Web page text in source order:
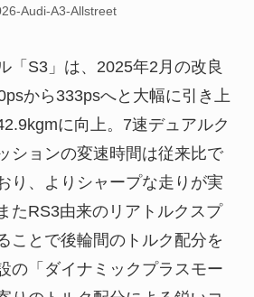
Audi-A3-Allstreet
「S3」は、2025年2月の改良
から333psへと大幅に引き上
に向上。7速デュアルク
ションの変速時間は従来比で
り、よりシャープな走りが実
たRS3由来のリアトルクスプ
ことで後輪間のトルク配分を
の「ダイナミックプラスモー